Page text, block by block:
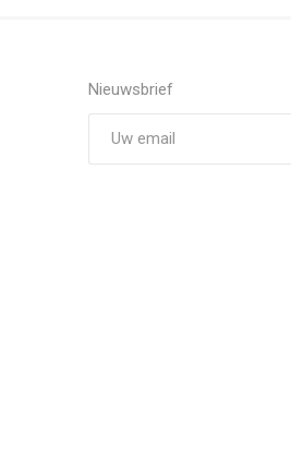
Nieuwsbrief